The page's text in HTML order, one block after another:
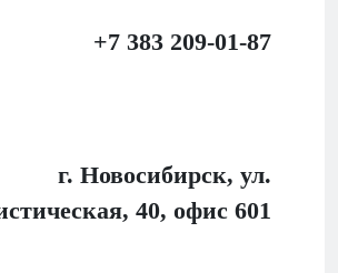
+7 383 209-01-87
г. Новосибирск, ул.
40, офис 601